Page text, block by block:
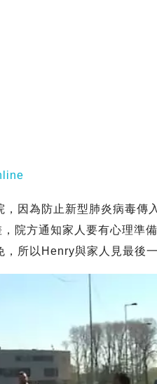
因為防止新型肺炎病毒傳
院方通知家人要有心理準
所以Henry與家人見最後